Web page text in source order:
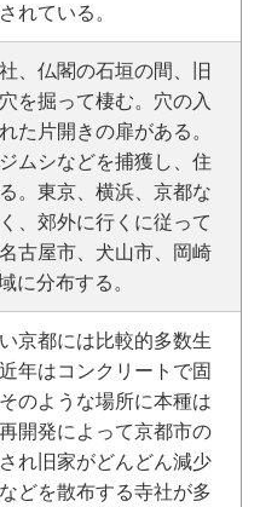
れている。
、仏閣の石垣の間、旧
を掘って棲む。穴の入
た片開きの扉がある。
ムシなどを捕獲し、住
。東京、横浜、京都な
、郊外に行くに従って
古屋市、犬山市、岡崎
に分布する。
京都には比較的多数生
年はコンクリートで固
のような場所に本種は
開発によって京都市の
れ旧家がどんどん減少
どを散布する寺社が多